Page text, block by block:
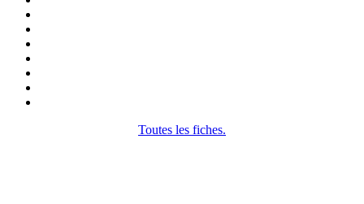
Toutes les fiches.